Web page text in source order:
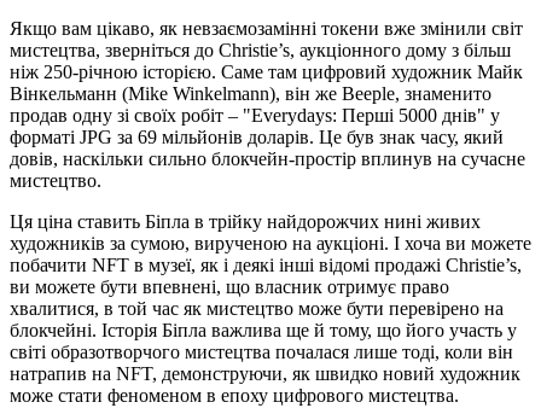
Якщо вам цікаво, як невзаємозамінні токени вже змінили світ
мистецтва, зверніться до Christie’s, аукціонного дому з більш
ніж 250-річною історією. Саме там цифровий художник Майк
Вінкельманн (Mike Winkelmann), він же Beeple, знаменито
продав одну зі своїх робіт – "Everydays: Перші 5000 днів" у
форматі JPG за 69 мільйонів доларів. Це був знак часу, який
довів, наскільки сильно блокчейн-простір вплинув на сучасне
мистецтво.
Ця ціна ставить Біпла в трійку найдорожчих нині живих
художників за сумою, вирученою на аукціоні. І хоча ви можете
побачити NFT в музеї, як і деякі інші відомі продажі Christie’s,
ви можете бути впевнені, що власник отримує право
хвалитися, в той час як мистецтво може бути перевірено на
блокчейні. Історія Біпла важлива ще й тому, що його участь у
світі образотворчого мистецтва почалася лише тоді, коли він
натрапив на NFT, демонструючи, як швидко новий художник
може стати феноменом в епоху цифрового мистецтва.